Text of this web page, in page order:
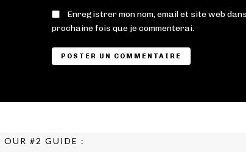
Enregistrer mon nom, email et site web
prochaine fois que je commenterai.
OUR #2 GUIDE :